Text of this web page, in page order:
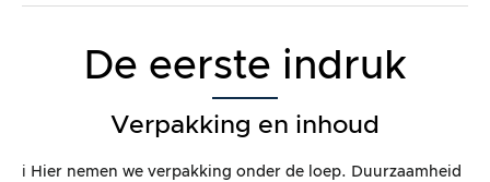
De eerste indruk
Verpakking en inhoud
ℹ️ Hier nemen we verpakking onder de loep. Duurzaamheid